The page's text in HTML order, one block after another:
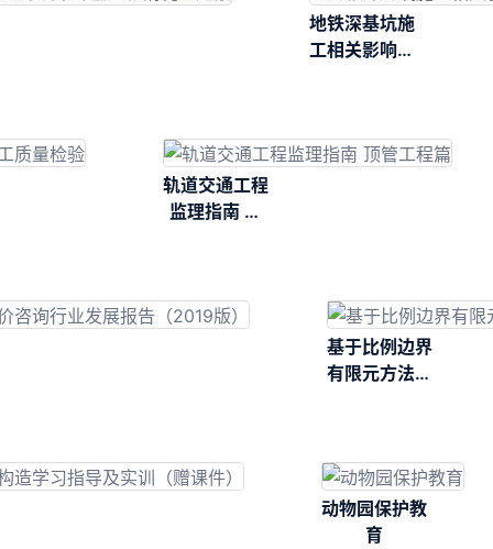
地铁深基坑施
工相关影响现
轨道交通工程
监理指南 顶
基于比例边界
有限元方法的
动物园保护教
育